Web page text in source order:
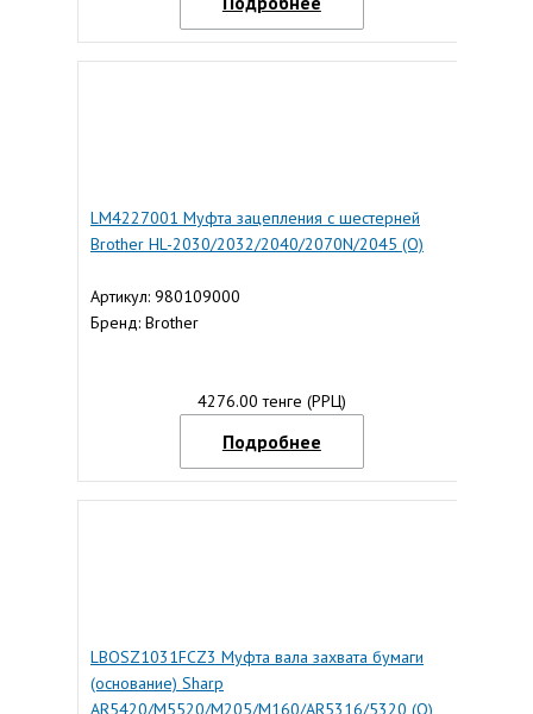
LM4227001 Муфта зацепления с шестерней
Brother HL-2030/2032/2040/2070N/2045 (О)
Артикул: 980109000
Бренд: Brother
4276.00 тенге (РРЦ)
Подробнее
LBOSZ1031FCZ3 Муфта вала захвата бумаги
(основание) Sharp
AR5420/M5520/M205/M160/AR5316/5320 (O)